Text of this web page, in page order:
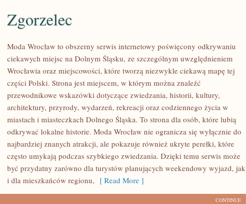
ZGORZELEC
Zgorzelec
Moda Wrocław to obszerny serwis internetowy poświęcony odkrywaniu
ciekawych miejsc na Dolnym Śląsku, ze szczególnym uwzględnieniem
Wrocławia oraz miejscowości, które tworzą niezwykle ciekawą mapę tej
części Polski. Strona jest miejscem, w którym można znaleźć
przewodnikowe wskazówki dotyczące zwiedzania, historii, kultury,
architektury, przyrody, wydarzeń, rekreacji oraz codziennego życia w
miastach i miasteczkach Dolnego Śląska. To strona dla osób, które lubią
odkrywać lokalne historie. Moda Wrocław nie ogranicza się wyłącznie do
najbardziej znanych atrakcji, ale pokazuje również ukryte perełki, które
często umykają podczas szybkiego zwiedzania. Dzięki temu serwis może
być przydatny zarówno dla turystów planujących weekendowy wyjazd, jak
i dla mieszkańców regionu, [ Read More ]
CONTINUE